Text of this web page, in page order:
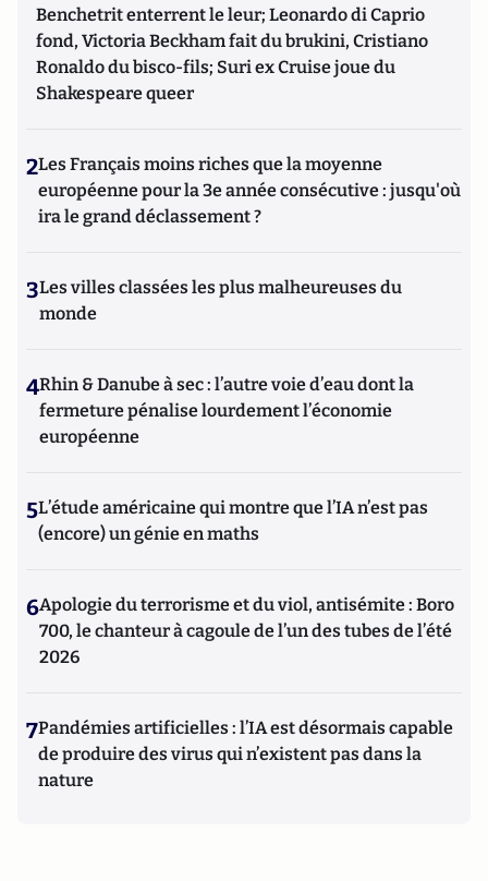
Benchetrit enterrent le leur; Leonardo di Caprio
fond, Victoria Beckham fait du brukini, Cristiano
Ronaldo du bisco-fils; Suri ex Cruise joue du
Shakespeare queer
2Les Français moins riches que la moyenne
européenne pour la 3e année consécutive : jusqu'où
ira le grand déclassement ?
3Les villes classées les plus malheureuses du
monde
4Rhin & Danube à sec : l’autre voie d’eau dont la
fermeture pénalise lourdement l’économie
européenne
5L’étude américaine qui montre que l’IA n’est pas
(encore) un génie en maths
6Apologie du terrorisme et du viol, antisémite : Boro
700, le chanteur à cagoule de l’un des tubes de l’été
2026
7Pandémies artificielles : l’IA est désormais capable
de produire des virus qui n’existent pas dans la
nature